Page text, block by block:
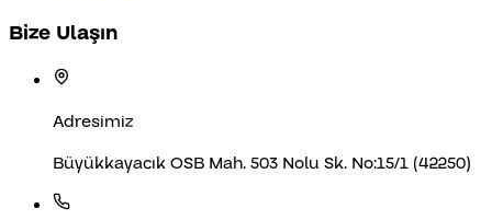
Bize Ulaşın
Adresimiz
Büyükkayacık OSB Mah. 503 Nolu Sk. No:15/1 (42250)